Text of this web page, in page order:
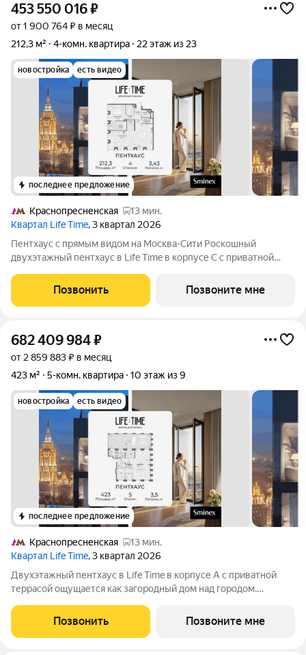
453 550 016₽
от 1 900 764 ₽ в месяц
212,3 м²
4-комн. квартира 22 этаж из 23
новостройка есть видео
последнее предложение
Краснопресненская
13 мин.
Квартал Life Time, 3 квартал 2026
Пентхаус с прямым видом на Москва-Сити Роскошный
двухэтажный пентхаус в Life Time в корпусе С с приватной
Панорамные виды на Москва-Сити, дровяной камин и терраса
на кровле формируют идеальное
Позвонить Позвоните мне
682 409 984₽
от 2 859 883 ₽ в месяц
423 м²
5-комн. квартира 10 этаж из 9
новостройка есть видео
последнее предложение
Краснопресненская
13 мин.
Квартал Life Time, 3 квартал 2026
Двухэтажный пентхаус в Life Time в корпусе А с приватной
террасой ощущается как загородный дом над городом.
формируют пространство для большой семьи и приёма гостей.
Ключевые характеристики:
Позвонить Позвоните мне